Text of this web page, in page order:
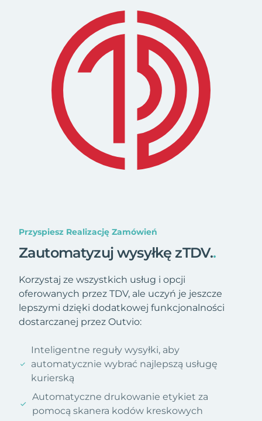
Przyspiesz Realizację Zamówień
Zautomatyzuj wysyłkę zTDV..
Korzystaj ze wszystkich usług i opcji
oferowanych przez TDV, ale uczyń je jeszcze
lepszymi dzięki dodatkowej funkcjonalności
dostarczanej przez Outvio:
Inteligentne reguły wysyłki, aby
automatycznie wybrać najlepszą usługę
kurierską
Automatyczne drukowanie etykiet za
pomocą skanera kodów kreskowych